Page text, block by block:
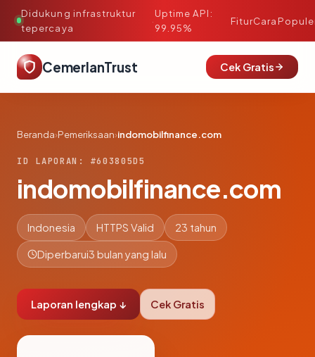
Didukung infrastruktur
tepercaya
·
Uptime API:
99.95%
FiturCara
CemerlanTrust Cek Gratis
Beranda›Pemeriksaan›indomobilfinance.com
ID LAPORAN: #603805D5
indomobilfinance.com
Indonesia HTTPS Valid 23 tahun
Diperbarui3 bulan yang lalu
Laporan lengkap ↓ Cek Gratis